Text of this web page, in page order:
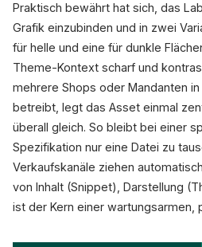
Praktisch bewährt hat sich, das
Grafik einzubinden und in zwei
für helle und eine für dunkle
Theme-Kontext scharf und
mehrere Shops oder Mandanten
betreibt, legt das Asset einmal
überall gleich. So bleibt bei einer
Spezifikation nur eine Datei zu
Verkaufskanäle ziehen
von Inhalt (Snippet), Darstellung
ist der Kern einer wartungsarmen,